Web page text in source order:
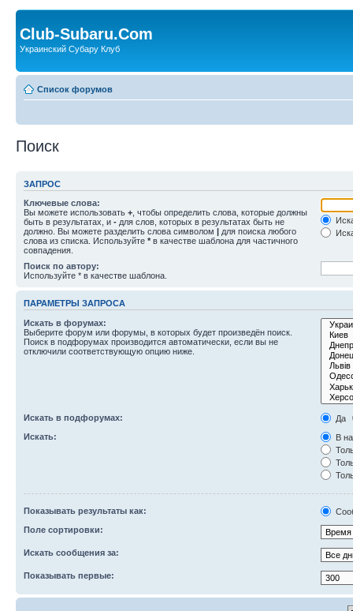
Club-Subaru.Com
Украинский Субару Клуб
Список форумов
Поиск
ЗАПРОС
Ключевые слова:
Вы можете использовать + , чтобы определить слова, которые должны
быть в результатах, и - для слов, которых в результатах быть не
должно. Вы можете разделить слова символом | для поиска любого
слова из списка. Используйте * в качестве шаблона для частичного
совпадения.
Поиск по автору:
Используйте * в качестве шаблона.
ПАРАМЕТРЫ ЗАПРОСА
Искать в форумах:
Выберите форум или форумы, в которых будет произведён поиск.
Поиск в подфорумах производится автоматически, если вы не
отключили соответствующую опцию ниже.
Искать в подфорумах:
Да
Искать:
В
Показывать результаты как:
Поле сортировки:
Искать сообщения за:
Показывать первые: